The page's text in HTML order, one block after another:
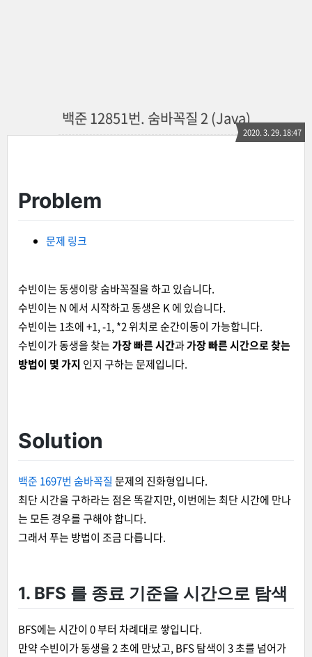
백준 12851번. 숨바꼭질 2 (Java)
2020. 3. 29. 18:47
Problem
문제 링크
수빈이는 동생이랑 숨바꼭질을 하고 있습니다.
수빈이는 N 에서 시작하고 동생은 K 에 있습니다.
수빈이는 1초에 +1, -1, *2 위치로 순간이동이 가능합니다.
수빈이가 동생을 찾는가장 빠른 시간과가장 빠른 시간으로 찾는
방법이 몇 가지 인지 구하는 문제입니다.
Solution
백준 1697번 숨바꼭질 문제의 진화형입니다.
최단 시간을 구하라는 점은 똑같지만, 이번에는 최단 시간에 만나
는 모든 경우를 구해야 합니다.
그래서 푸는 방법이 조금 다릅니다.
1. BFS 를 종료 기준을 시간으로 탐색
BFS에는 시간이 0 부터 차례대로 쌓입니다.
만약 수빈이가 동생을 2 초에 만났고, BFS 탐색이 3 초를 넘어가